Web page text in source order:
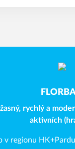
rychlý a
aktivních
v regionu